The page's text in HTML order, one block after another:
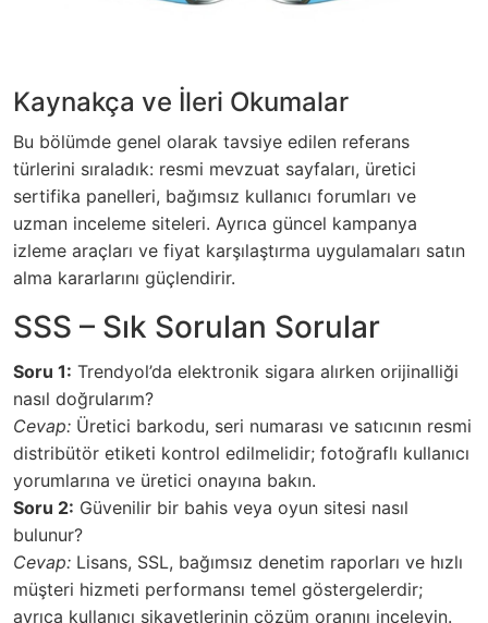
Kaynakça ve İleri Okumalar
Bu bölümde genel olarak tavsiye edilen referans
türlerini sıraladık: resmi mevzuat sayfaları, üretici
sertifika panelleri, bağımsız kullanıcı forumları ve
uzman inceleme siteleri. Ayrıca güncel kampanya
izleme araçları ve fiyat karşılaştırma uygulamaları satın
alma kararlarını güçlendirir.
SSS – Sık Sorulan Sorular
Soru 1: Trendyol’da elektronik sigara alırken orijinalliği
nasıl doğrularım?
Cevap: Üretici barkodu, seri numarası ve satıcının resmi
distribütör etiketi kontrol edilmelidir; fotoğraflı kullanıcı
yorumlarına ve üretici onayına bakın.
Soru 2: Güvenilir bir bahis veya oyun sitesi nasıl
bulunur?
Cevap: Lisans, SSL, bağımsız denetim raporları ve hızlı
müşteri hizmeti performansı temel göstergelerdir;
ayrıca kullanıcı şikayetlerinin çözüm oranını inceleyin.